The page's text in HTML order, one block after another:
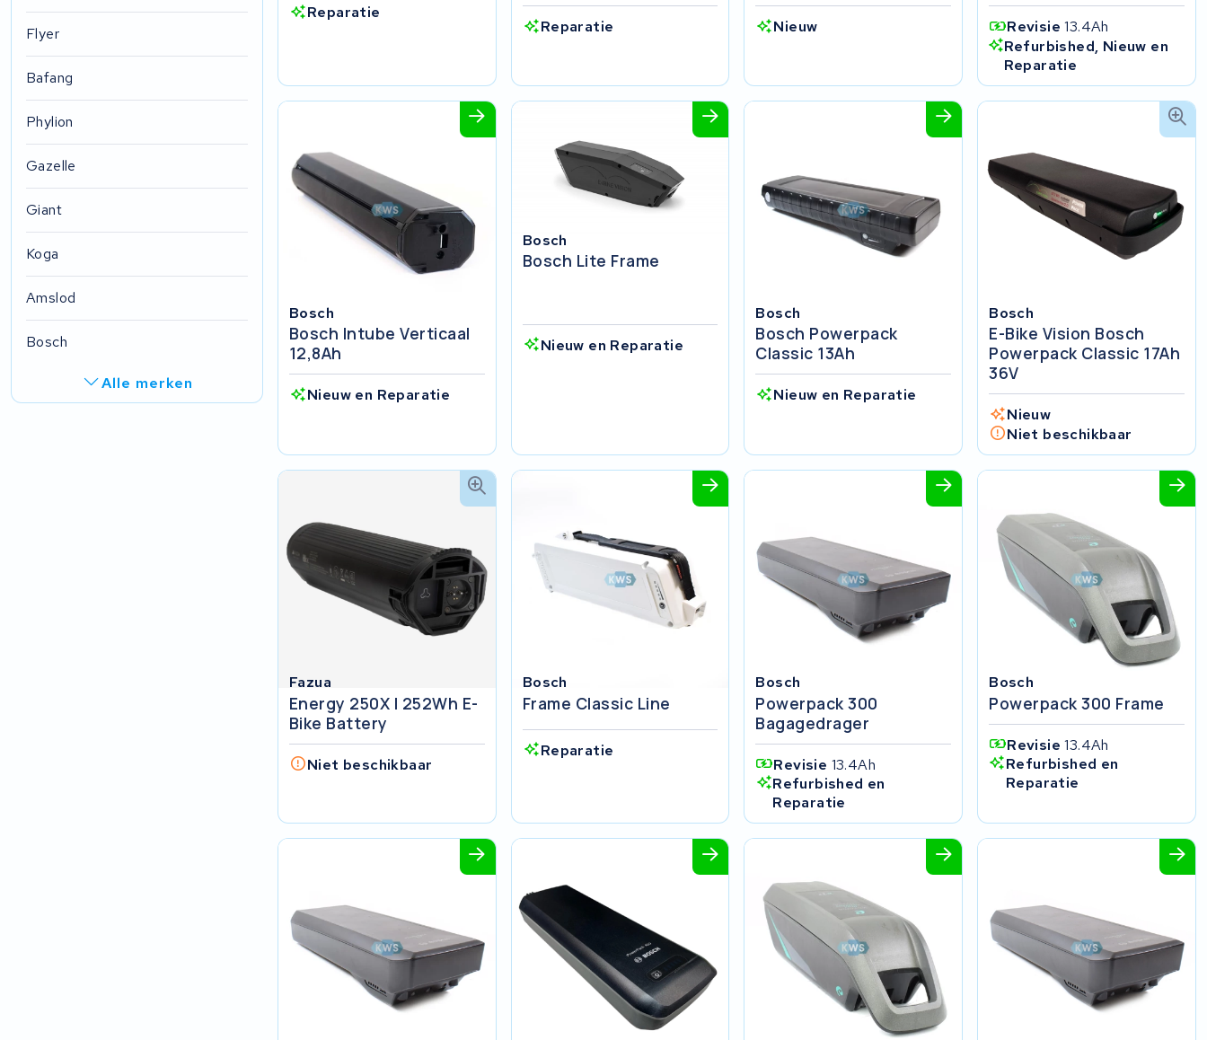
Flyer
Bafang
Phylion
Gazelle
Giant
Koga
Amslod
Bosch
Alle merken
Reparatie
Reparatie Nieuw Revisie13.4Ah
Refurbished, Nieuw en
Reparatie
Bosch
Bosch Intube Verticaal
12,8Ah
Nieuw en Reparatie
Bosch
Bosch Lite Frame
Nieuw en Reparatie
Bosch
Bosch Powerpack
Classic 13Ah
Nieuw en Reparatie
Bosch
E-Bike Vision Bosch
Powerpack Classic 17Ah
36V
Nieuw
Niet beschikbaar
Fazua
Energy 250X I 252Wh E-
Bike Battery
Niet beschikbaar
Bosch
Frame Classic Line
Reparatie
Bosch
Powerpack 300
Bagagedrager
Revisie 13.4Ah
Refurbished en
Reparatie
Bosch
Powerpack 300 Frame
Revisie13.4Ah
Refurbished en
Reparatie